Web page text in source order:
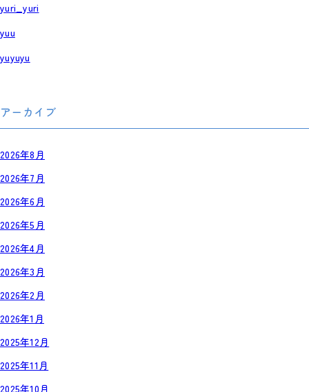
yuri_yuri
yuu
yuyuyu
アーカイブ
2026年8月
2026年7月
2026年6月
2026年5月
2026年4月
2026年3月
2026年2月
2026年1月
2025年12月
2025年11月
2025年10月